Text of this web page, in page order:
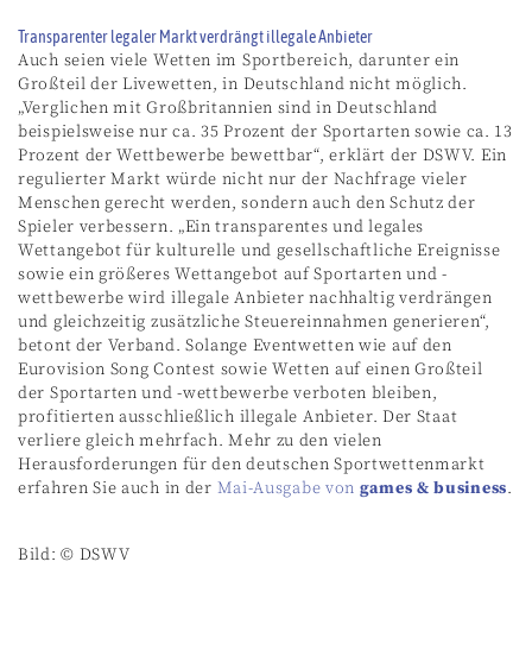
Transparenter legaler Markt verdrängt illegale Anbieter
Auch seien viele Wetten im Sportbereich, darunter ein
Großteil der Livewetten, in Deutschland nicht möglich.
„Verglichen mit Großbritannien sind in Deutschland
beispielsweise nur ca. 35 Prozent der Sportarten sowie ca. 13
Prozent der Wettbewerbe bewettbar“, erklärt der DSWV. Ein
regulierter Markt würde nicht nur der Nachfrage vieler
Menschen gerecht werden, sondern auch den Schutz der
Spieler verbessern. „Ein transparentes und legales
Wettangebot für kulturelle und gesellschaftliche Ereignisse
sowie ein größeres Wettangebot auf Sportarten und -
wettbewerbe wird illegale Anbieter nachhaltig verdrängen
und gleichzeitig zusätzliche Steuereinnahmen generieren“,
betont der Verband. Solange Eventwetten wie auf den
Eurovision Song Contest sowie Wetten auf einen Großteil
der Sportarten und -wettbewerbe verboten bleiben,
profitierten ausschließlich illegale Anbieter. Der Staat
verliere gleich mehrfach. Mehr zu den vielen
Herausforderungen für den deutschen Sportwettenmarkt
erfahren Sie auch in der Mai-Ausgabe von games & business.
Bild: © DSWV